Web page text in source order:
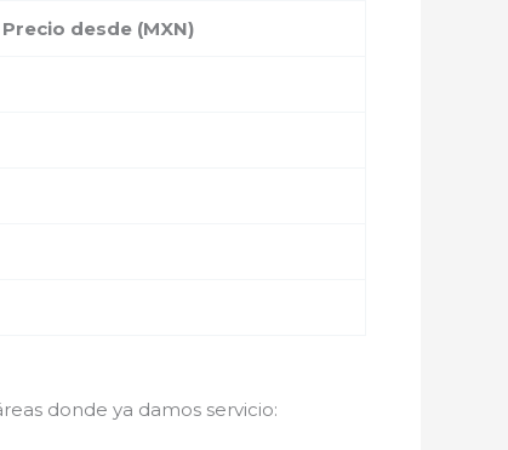
Precio desde (MXN)
donde ya damos servicio: